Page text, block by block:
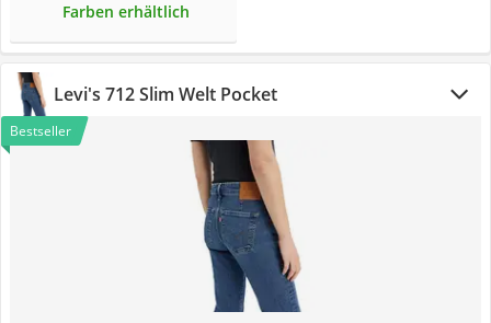
Farben erhältlich
Levi's 712 Slim Welt Pocket
Bestseller